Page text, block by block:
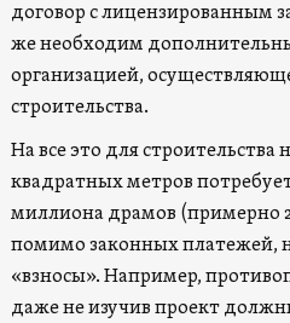
договор с лицензированным
же необходим
организацией,
строительства.
На все это для строительства
квадратных метров
миллиона драмов (примерно
помимо законных платежей,
«взносы». Например,
даже не изучив проект